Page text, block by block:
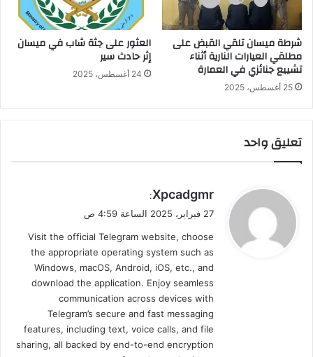
شرطة ميسان تلقي القبض على
مطلقي العيارات النارية أثناء
تشييع جنائزي في العمارة
25 أغسطس، 2025
العثور على جثة شاب في ميسان
إثر حادث سير
24 أغسطس، 2025
تعليق واحد
ي
ل
Xpcadgmr
:
27 فبراير، 2025 الساعة 4:59 ص
Visit the official Telegram website, choose
the appropriate operating system such as
Windows, macOS, Android, iOS, etc., and
download the application. Enjoy seamless
communication across devices with
Telegram’s secure and fast messaging
features, including text, voice calls, and file
sharing, all backed by end-to-end encryption